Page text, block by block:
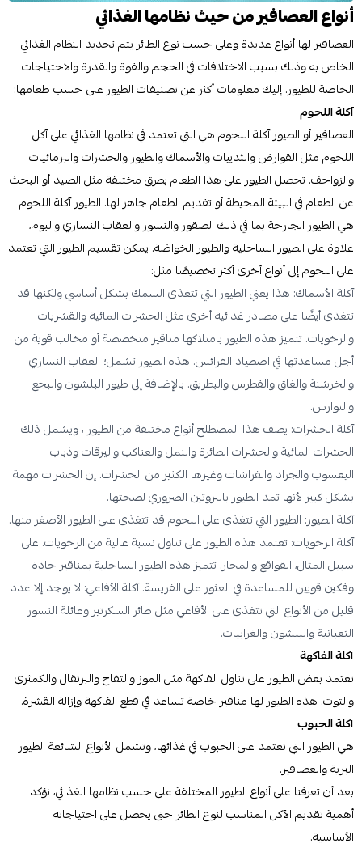
أنواع العصافير من حيث نظامها الغذائي
العصافير لها أنواع عديدة وعلى حسب نوع الطائر يتم تحديد النظام الغذائي
الخاص به وذلك بسبب الاختلافات في الحجم والقوة والقدرة والاحتياجات
الخاصة للطيور. إليك معلومات أكثر عن تصنيفات الطيور على حسب طعامها:
آكلة اللحوم
العصافير أو الطيور آكلة اللحوم هي التي تعتمد في نظامها الغذائي على آكل
اللحوم مثل القوارض والثدييات والأسماك والطيور والحشرات والبرمائيات
والزواحف. تحصل الطيور على هذا الطعام بطرق مختلفة مثل الصيد أو البحث
عن الطعام في البيئة المحيطة أو تقديم الطعام جاهز لها. الطيور آكلة اللحوم
هي الطيور الجارحة بما في ذلك الصقور والنسور والعقاب النساري والبوم،
علاوة على الطيور الساحلية والطيور الخواضة. يمكن تقسيم الطيور التي تعتمد
على اللحوم إلى أنواع أخرى أكثر تخصيصًا مثل:
آكلة الأسماك: هذا يعني الطيور التي تتغذى السمك بشكل أساسي ولكنها قد
تتغذى أيضًا على مصادر غذائية أخرى مثل الحشرات المائية والقشريات
والرخويات. تتميز هذه الطيور بامتلاكها مناقير متخصصة أو مخالب قوية من
أجل مساعدتها في اصطياد الفرائس. هذه الطيور تشمل؛ العقاب النساري
والخرشنة والغاق والقطرس والبطريق. بالإضافة إلى طيور البلشون والبجع
والنوارس.
آكلة الحشرات: يصف هذا المصطلح أنواع مختلفة من الطيور ، ويشمل ذلك
الحشرات المائية والحشرات الطائرة والنمل والعناكب واليرقات وذباب
اليعسوب والجراد والفراشات وغيرها الكثير من الحشرات. إن الحشرات مهمة
بشكل كبير لأنها تمد الطيور بالبروتين الضروري لصحتها.
آكلة الطيور: الطيور التي تتغذى على اللحوم قد تتغذى على الطيور الأصغر منها.
آكلة الرخويات: تعتمد هذه الطيور على تناول نسبة عالية من الرخويات. على
سبيل المثال، القواقع والمحار. تتميز هذه الطيور الساحلية بمناقير حادة
وفكين قويين للمساعدة في العثور على الفريسة. آكلة الأفاعي: لا يوجد إلا عدد
قليل من الأنواع التي تتغذى على الأفاعي مثل طائر السكرتير وعائلة النسور
الثعبانية والبلشون والغرابيات.
آكلة الفاكهة
تعتمد بعض الطيور على تناول الفاكهة مثل الموز والتفاح والبرتقال والكمثرى
والتوت. هذه الطيور لها مناقير خاصة تساعد في قطع الفاكهة وإزالة القشرة.
آكلة الحبوب
هي الطيور التي تعتمد على الحبوب في غذائها، وتشمل الأنواع الشائعة الطيور
البرية والعصافير.
بعد أن تعرفنا على أنواع الطيور المختلفة على حسب نظامها الغذائي، نؤكد
أهمية تقديم الآكل المناسب لنوع الطائر حتى يحصل على احتياجاته
الأساسية.